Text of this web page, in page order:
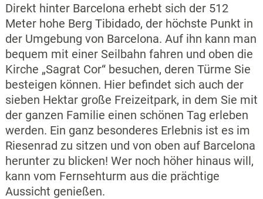
Direkt hinter Barcelona erhebt sich der 512
Meter hohe Berg Tibidado, der höchste Punkt in
der Umgebung von Barcelona. Auf ihn kann man
bequem mit einer Seilbahn fahren und oben die
Kirche „Sagrat Cor“ besuchen, deren Türme Sie
besteigen können. Hier befindet sich auch der
sieben Hektar große Freizeitpark, in dem Sie mit
der ganzen Familie einen schönen Tag erleben
werden. Ein ganz besonderes Erlebnis ist es im
Riesenrad zu sitzen und von oben auf Barcelona
herunter zu blicken! Wer noch höher hinaus will,
kann vom Fernsehturm aus die prächtige
Aussicht genießen.